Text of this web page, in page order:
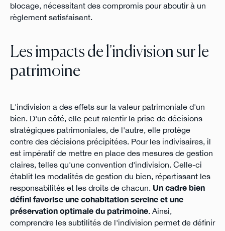
blocage, nécessitant des compromis pour aboutir à un
règlement satisfaisant.
Les impacts de l'indivision sur le
patrimoine
L'indivision a des effets sur la valeur patrimoniale d'un
bien. D'un côté, elle peut ralentir la prise de décisions
stratégiques patrimoniales, de l'autre, elle protège
contre des décisions précipitées. Pour les indivisaires, il
est impératif de mettre en place des mesures de gestion
claires, telles qu'une convention d'indivision. Celle-ci
établit les modalités de gestion du bien, répartissant les
responsabilités et les droits de chacun. Un cadre bien
défini favorise une cohabitation sereine et une
préservation optimale du patrimoine. Ainsi,
comprendre les subtilités de l'indivision permet de définir